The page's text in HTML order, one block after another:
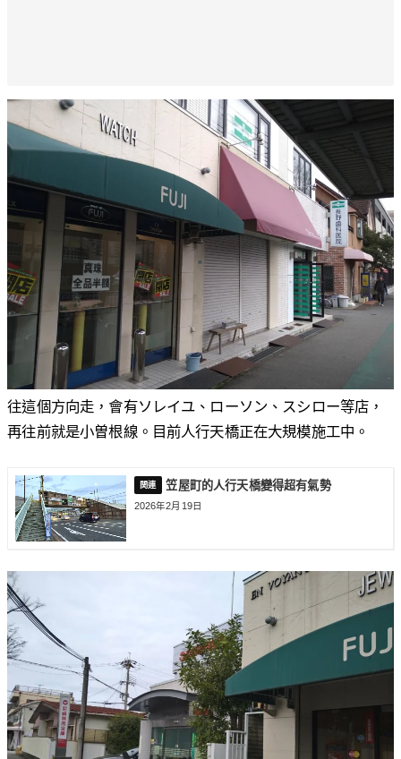
往這個方向走，會有ソレイユ、ローソン、スシロー等店，
再往前就是小曽根線。目前人行天橋正在大規模施工中。
笠屋町的人行天橋變得超有氣勢
2026年2月19日